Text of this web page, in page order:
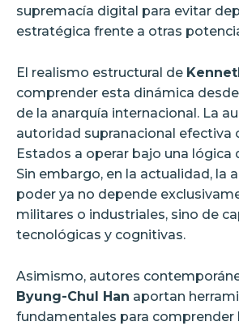
supremacía digital para evitar
estratégica frente a otras
El realismo estructural de
comprender esta dinámica
de la anarquía internacional. La
autoridad supranacional efectiva
Estados a operar bajo una lógica
Sin embargo, en la actualidad, la
poder ya no depende
militares o industriales, sino de
tecnológicas y cognitivas.
Asimismo, autores
Byung-Chul Han aportan
fundamentales para comprender